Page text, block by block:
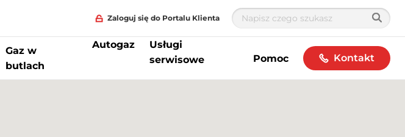
Zaloguj się do Portalu Klienta
Gaz w
butlach
Autogaz
Usługi
serwisowe
Pomoc Kontakt